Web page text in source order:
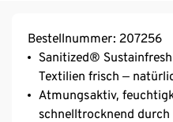
Bestellnummer: 207256
Sanitized®
Textilien frisch ‒
Atmungsaktiv,
schnelltrocknend